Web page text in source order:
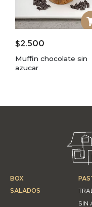
$2.500
Muffin chocolate sin
azucar
BOX
SALADOS
SIN